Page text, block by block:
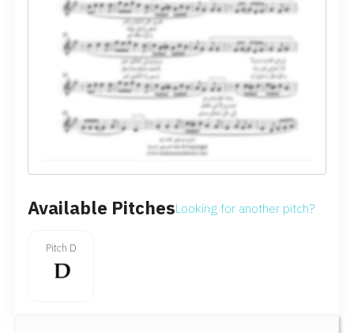
Available PitchesLooking for another pitch?
Pitch D